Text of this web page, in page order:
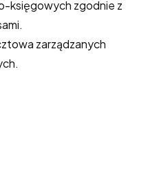
księgowych zgodnie z
zarządzanych